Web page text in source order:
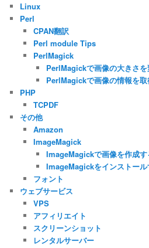
Linux
Perl
CPAN翻訳
Perl module Tips
PerlMagick
PerlMagickで画像の大きさ
PerlMagickで画像の情報を
PHP
TCPDF
その他
Amazon
ImageMagick
ImageMagickで画像を作成す
ImageMagickをインストール
フォント
ウェブサービス
VPS
アフィリエイト
スクリーンショット
レンタルサーバー